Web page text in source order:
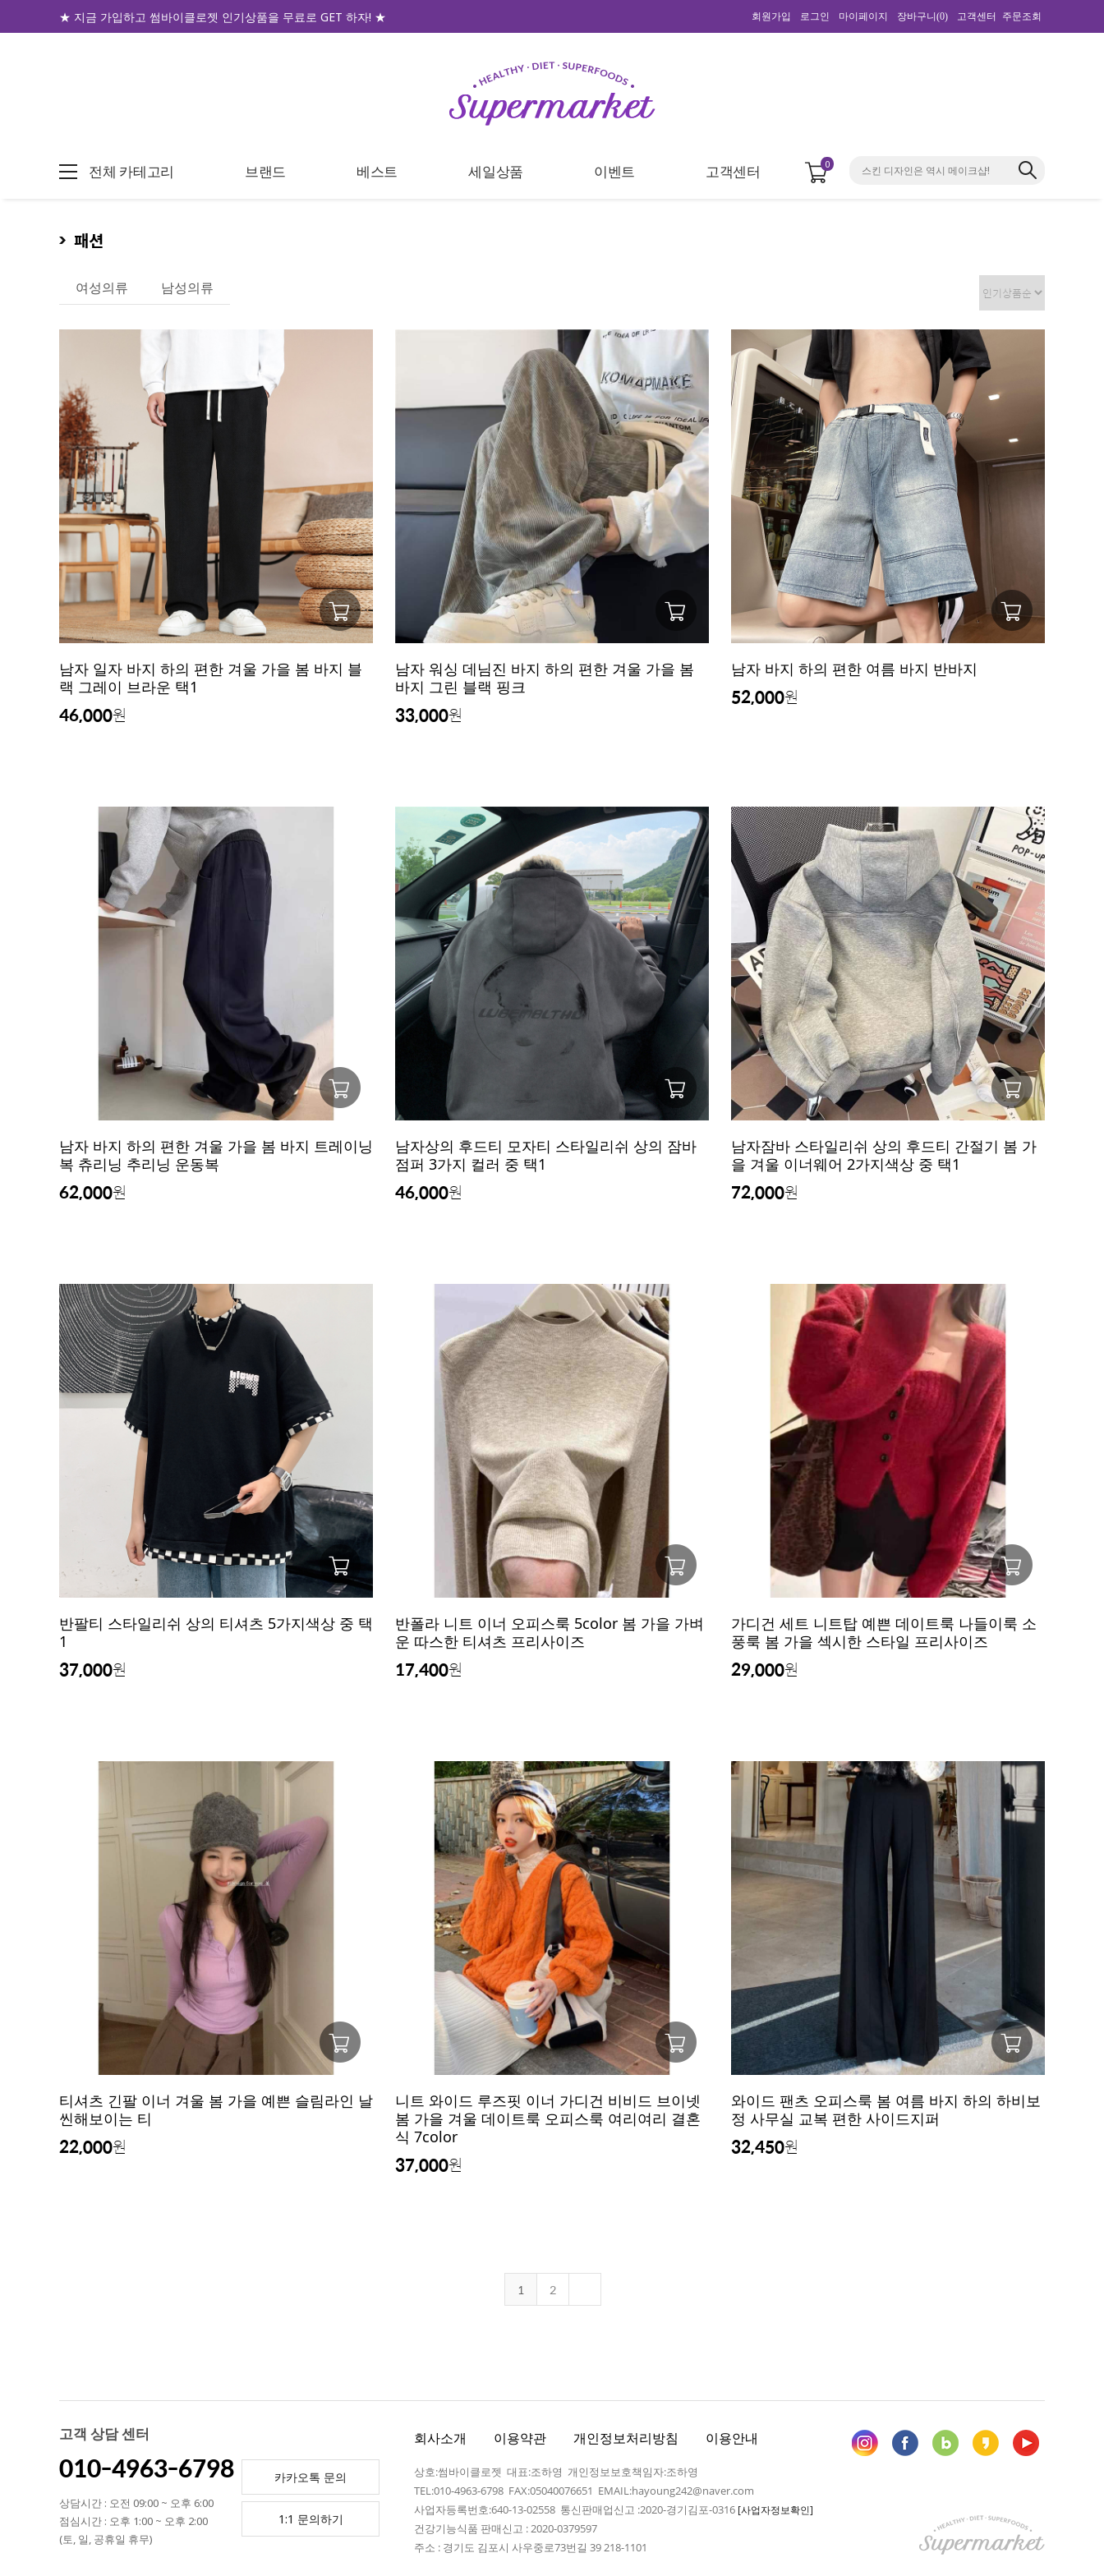
★ 지금 가입하고 썸바이클로젯 인기상품을 무료로 GET 하자! ★ 회원가입 로그인 마이페이지 장바구니(0) 고객센터 주문조회
전체 카테고리 브랜드 베스트 세일상품 이벤트 고객센터 0
패션
여성의류 남성의류
남자 일자 바지 하의 편한 겨울 가을 봄 바지 블
랙 그레이 브라운 택1
46,000원
남자 워싱 데님진 바지 하의 편한 겨울 가을 봄
바지 그린 블랙 핑크
33,000원
남자 바지 하의 편한 여름 바지 반바지
52,000원
남자 바지 하의 편한 겨울 가을 봄 바지 트레이닝
복 츄리닝 추리닝 운동복
62,000원
남자상의 후드티 모자티 스타일리쉬 상의 잠바
점퍼 3가지 컬러 중 택1
46,000원
남자잠바 스타일리쉬 상의 후드티 간절기 봄 가
을 겨울 이너웨어 2가지색상 중 택1
72,000원
반팔티 스타일리쉬 상의 티셔츠 5가지색상 중 택
1
37,000원
반폴라 니트 이너 오피스룩 5color 봄 가을 가벼
운 따스한 티셔츠 프리사이즈
17,400원
가디건 세트 니트탑 예쁜 데이트룩 나들이룩 소
풍룩 봄 가을 섹시한 스타일 프리사이즈
29,000원
티셔츠 긴팔 이너 겨울 봄 가을 예쁜 슬림라인 날
씬해보이는 티
22,000원
니트 와이드 루즈핏 이너 가디건 비비드 브이넷
봄 가을 겨울 데이트룩 오피스룩 여리여리 결혼
식 7color
37,000원
와이드 팬츠 오피스룩 봄 여름 바지 하의 하비보
정 사무실 교복 편한 사이드지퍼
32,450원
1 2
고객 상담 센터
010-4963-6798
상담시간 : 오전 09:00 ~ 오후 6:00
점심시간 : 오후 1:00 ~ 오후 2:00
(토, 일, 공휴일 휴무)
카카오톡 문의
1:1 문의하기
회사소개 이용약관 개인정보처리방침 이용안내
상호:썸바이클로젯 대표:조하영 개인정보보호책임자:조하영
TEL:010-4963-6798 FAX:05040076651 EMAIL:hayoung242@naver.com
사업자등록번호:640-13-02558 통신판매업신고 :2020-경기김포-0316 [사업자정보확인]
건강기능식품 판매신고 : 2020-0379597
주소 : 경기도 김포시 사우중로73번길 39 218-1101